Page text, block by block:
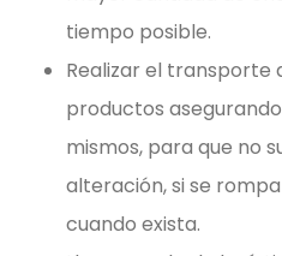
tiempo posible.
Realizar el transporte
productos
mismos, para que no
alteración, si se
cuando exista.